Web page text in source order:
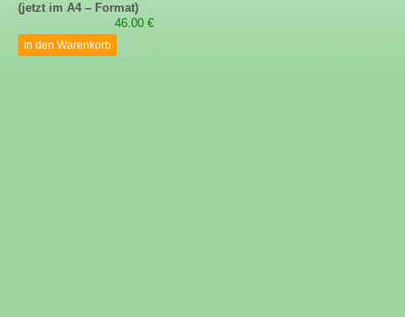
(jetzt im A4 – Format)
46.00 €
In den Warenkorb